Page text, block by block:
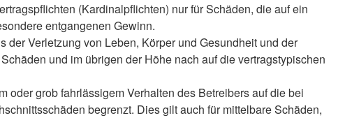
(Kardinalpflichten) nur für Schäden, die auf ein
entgangenen Gewinn.
Verletzung von Leben, Körper und Gesundheit und der
und im übrigen der Höhe nach auf die vertragstypischen
oder grob fahrlässigem Verhalten des Betreibers auf die bei
begrenzt. Dies gilt auch für mittelbare Schäden,